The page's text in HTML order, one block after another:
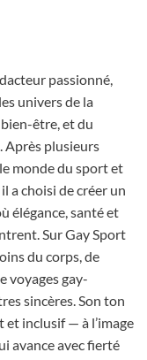
passionné,
univers de la
être, et du
Après plusieurs
monde du sport et
a choisi de créer un
élégance, santé et
Sur Gay Sport
du corps, de
voyages gay-
sincères. Son ton
inclusif — à l’image
avance avec fierté